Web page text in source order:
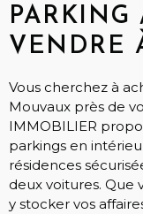
PARKING
VENDRE
Vous cherchez à
Mouvaux près de
IMMOBILIER
parkings en
résidences
deux voitures. Que
y stocker vos